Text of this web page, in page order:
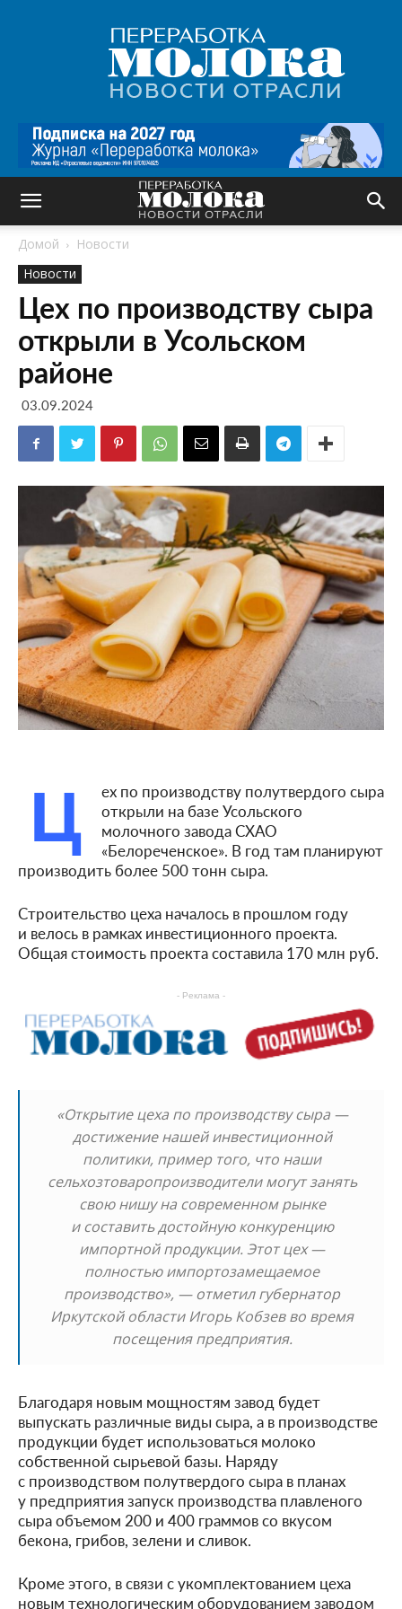
Переработка
молока
|
Новости
Домой
Новости
Новости
Цех по производству сыра
открыли в Усольском
районе
03.09.2024
Ц
ех по производству полутвердого сыра
открыли на базе Усольского
молочного завода СХАО
«Белореченское». В год там планируют
производить более 500 тонн сыра.
Строительство цеха началось в прошлом году
и велось в рамках инвестиционного проекта.
Общая стоимость проекта составила 170 млн руб.
- Реклама -
«Открытие цеха по производству сыра —
достижение нашей инвестиционной
политики, пример того, что наши
сельхозтоваропроизводители могут занять
свою нишу на современном рынке
и составить достойную конкуренцию
импортной продукции. Этот цех —
полностью импортозамещаемое
производство», — отметил губернатор
Иркутской области Игорь Кобзев во время
посещения предприятия.
Благодаря новым мощностям завод будет
выпускать различные виды сыра, а в производстве
продукции будет использоваться молоко
собственной сырьевой базы. Наряду
с производством полутвердого сыра в планах
у предприятия запуск производства плавленого
сыра объемом 200 и 400 граммов со вкусом
бекона, грибов, зелени и сливок.
Кроме этого, в связи с укомплектованием цеха
новым технологическим оборудованием заводом